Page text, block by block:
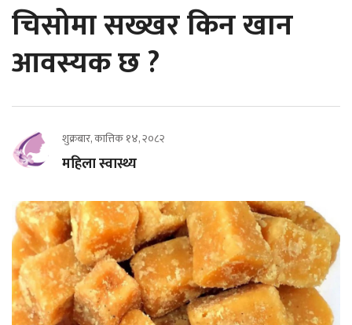
चिसोमा सख्खर किन खान
आवस्यक छ ?
शुक्रबार, कात्तिक १४, २०८२
महिला स्वास्थ्य